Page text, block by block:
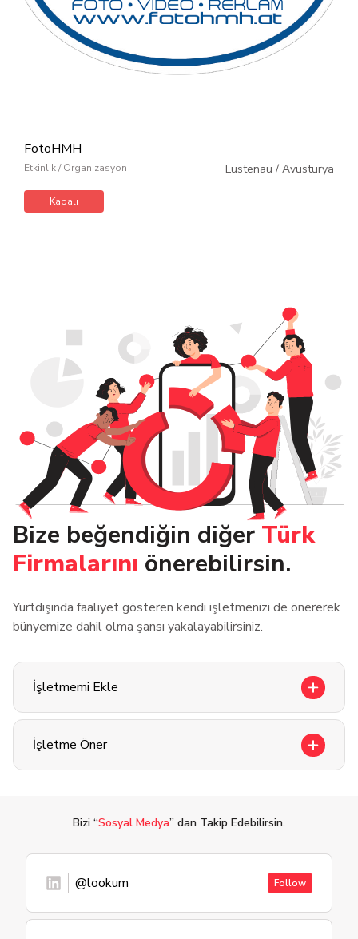
FotoHMH
Etkinlik / Organizasyon Lustenau / Avusturya
Kapalı
Bize beğendiğin diğer Türk
Firmalarını önerebilirsin.
Yurtdışında faaliyet gösteren kendi işletmenizi de önererek
bünyemize dahil olma şansı yakalayabilirsiniz.
İşletmemi Ekle
İşletme Öner
Bizi “Sosyal Medya” dan Takip Edebilirsin.
@lookum Follow